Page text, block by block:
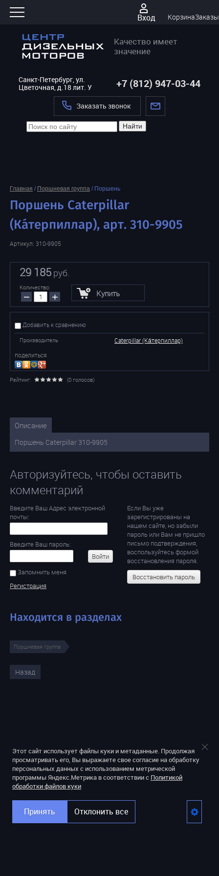
Вход КорзинаЗаказы
Качество имеет
значение
Санкт-Петербург, ул.
Цветочная, д.18 лит. У
+7 (812) 947-03-44
Заказать звонок
Найти
Главная / Поршневая группа / Поршень
Поршень Caterpillar
(Ка́терпиллар), арт. 310-9905
Артикул: 310-9905
29 185 руб.
Количество:
− + Купить
Добавить к сравнению
Производитель
Caterpillar (Ка́терпиллар)
поделиться
Рейтинг: (0 голосов)
Описание
Поршень Caterpillar 310-9905
Авторизуйтесь, чтобы оставить
комментарий
Введите Ваш Адрес электронной
почты:
Введите Ваш пароль:
Войти
Запомнить меня
Регистрация
Если Вы уже
зарегистрированы на
нашем сайте, но забыли
пароль или Вам не пришло
письмо подтверждения,
воспользуйтесь формой
восстановления пароля.
Восстановить пароль
Находится в разделах
Поршневая группа
Назад
Этот сайт использует файлы куки и метаданные. Продолжая
просматривать его, Вы выражаете свое согласие на обработку
персональных данных с использованием метрической
программы Яндекс.Метрика в соответствии с Политикой
обработки файлов куки
Принять Отклонить все